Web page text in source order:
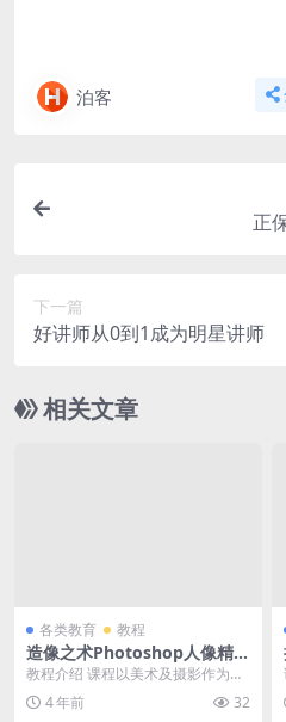
泊客
正
下一篇
好讲师从0到1成为明星讲师
相关文章
各类教育 教程
造像之术Photoshop人像精修
高级视频教程
教程介绍 课程以美术及摄影作为背
景，通过技术技巧与案例操作融
合，为大家揭开明星大...
4 年前 32